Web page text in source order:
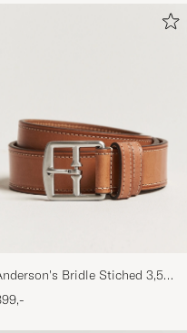
Bridle Stiched 3,5
Leather Belt Tan